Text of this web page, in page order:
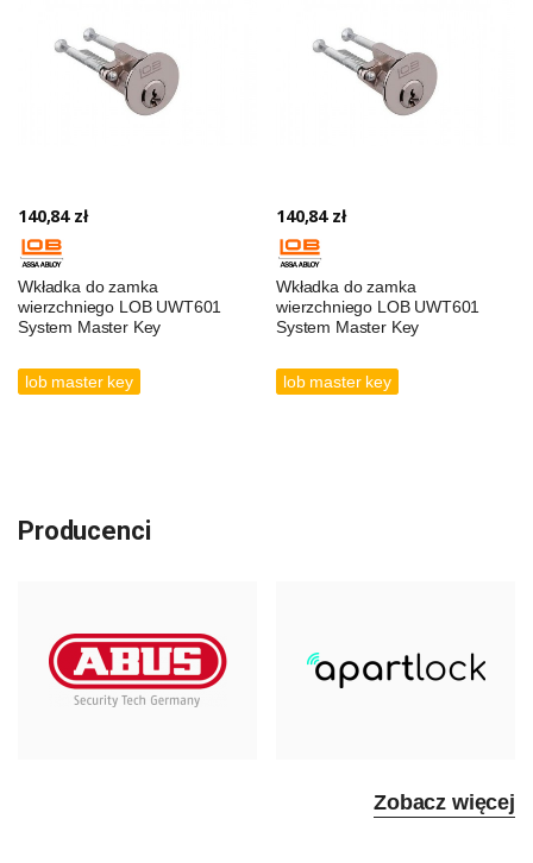
140,84 zł
Wkładka do zamka
wierzchniego LOB UWT601
System Master Key
lob master key
140,84 zł
Wkładka do zamka
wierzchniego LOB UWT601
System Master Key
lob master key
Producenci
Zobacz więcej